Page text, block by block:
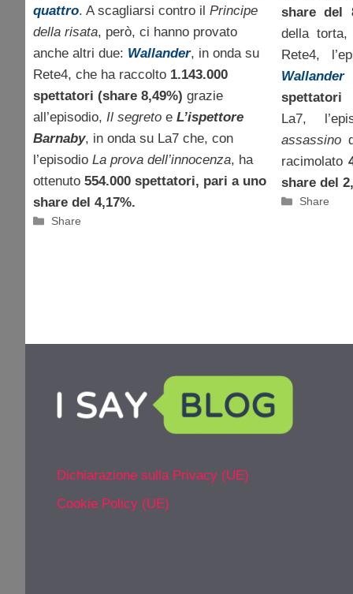
quattro. A scagliarsi contro il Principe
della risata, però, ci hanno provato
anche altri due: Wallander, in onda su
Rete4, che ha raccolto 1.143.000
spettatori (share 8,49%) grazie
all’episodio, Il segreto e L’ispettore
Barnaby, in onda su La7 che, con
l’episodio La prova dell’innocenza, ha
ottenuto 554.000 spettatori, pari a uno
share del 4,17%.
Categorie
Share
share del
della
Rete4,
Wallander
spettatori
La7,
assassino
racimolato
share del
Categorie
Share
Dichiarazione sulla Privacy (UE)
Cookie Policy (UE)